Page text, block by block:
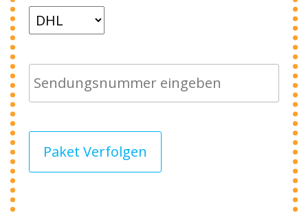
Paket Verfolgen